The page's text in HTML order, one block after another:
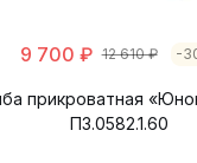
9 700 ₽ 12 610 ₽ -
прикроватная
П3.0582.1.60